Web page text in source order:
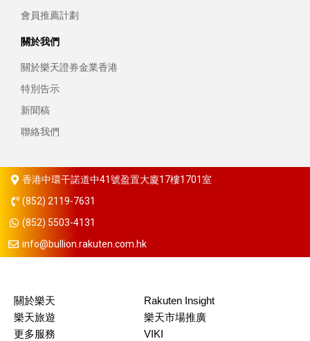
會員推薦計劃
關於我們
關於樂天證券金業香港
特別告示
新聞稿
聯絡我們
香港中環干諾道中41號盈置大廈17樓1701室
(852) 2119-7631
(852) 5503-4131
info@bullion.rakuten.com.hk
關於樂天
Rakuten Insight
樂天旅遊
樂天市場推廣
更多服務
VIKI